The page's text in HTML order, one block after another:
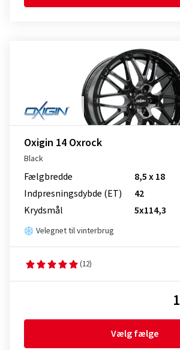
Oxigin 14 Oxrock
Black
Fælgbredde
8,5 x 18
Indpresnings­dybde (ET)
42
Krydsmål
5x114,3
Velegnet til vinterbrug
(12)
Vælg fælge